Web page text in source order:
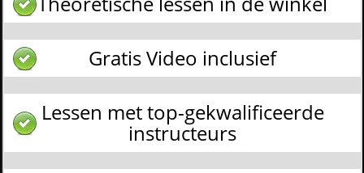
Gratis Video inclusief
Lessen met top-gekwalificeerde
instructeurs